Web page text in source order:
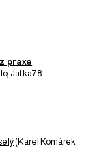
praxe
Jatka78
(Karel Komárek